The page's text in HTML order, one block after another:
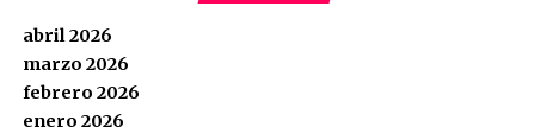
abril 2026
marzo 2026
febrero 2026
enero 2026